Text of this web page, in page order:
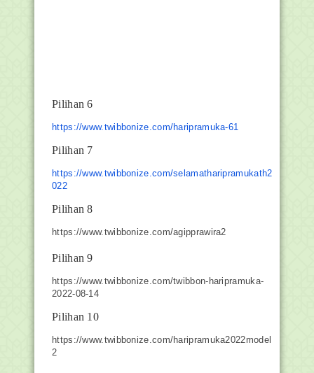
Pilihan 6
https://www.twibbonize.com/haripramuka-61
Pilihan 7
https://www.twibbonize.com/selamatharipramukath2
022
Pilihan 8
https://www.twibbonize.com/agipprawira2
Pilihan 9
https://www.twibbonize.com/twibbon-haripramuka-
2022-08-14
Pilihan 10
https://www.twibbonize.com/haripramuka2022model
2